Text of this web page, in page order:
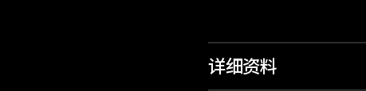
详细资料